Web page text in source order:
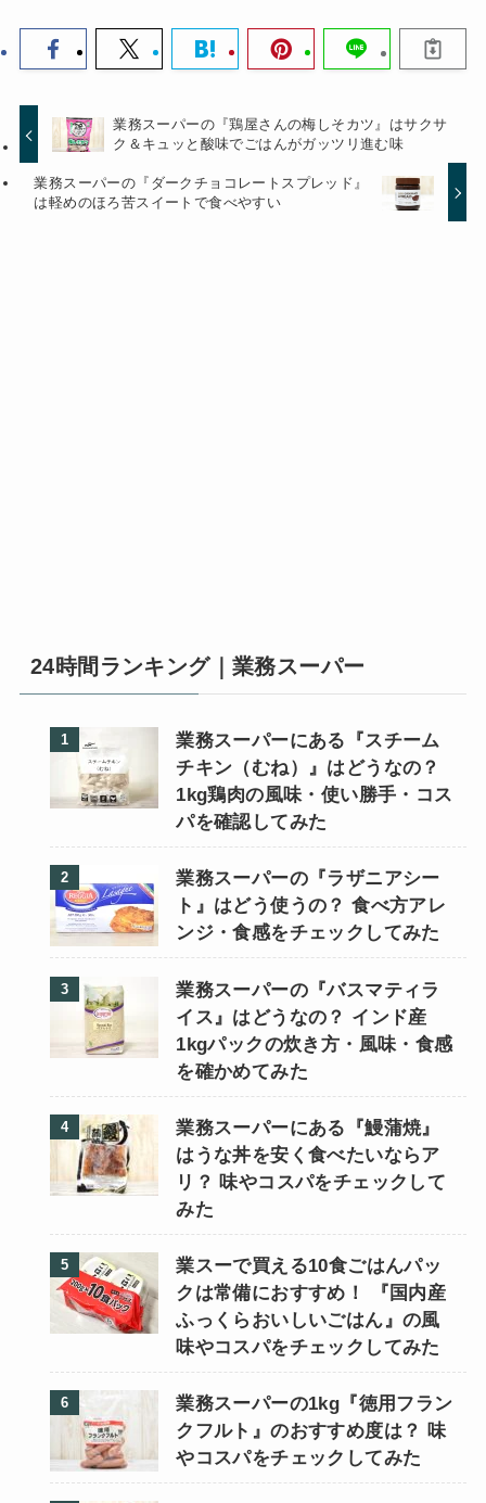
業務スーパーの『鶏屋さんの梅しそカツ』はサクサ
ク＆キュッと酸味でごはんがガッツリ進む味
業務スーパーの『ダークチョコレートスプレッド』
は軽めのほろ苦スイートで食べやすい
24時間ランキング｜業務スーパー
業務スーパーにある『スチーム
チキン（むね）』はどうなの？
1kg鶏肉の風味・使い勝手・コス
パを確認してみた
業務スーパーの『ラザニアシー
ト』はどう使うの？ 食べ方アレ
ンジ・食感をチェックしてみた
業務スーパーの『バスマティラ
イス』はどうなの？ インド産
1kgパックの炊き方・風味・食感
を確かめてみた
業務スーパーにある『鰻蒲焼』
はうな丼を安く食べたいならア
リ？ 味やコスパをチェックして
みた
業スーで買える10食ごはんパッ
クは常備におすすめ！ 『国内産
ふっくらおいしいごはん』の風
味やコスパをチェックしてみた
業務スーパーの1kg『徳用フラン
クフルト』のおすすめ度は？ 味
やコスパをチェックしてみた